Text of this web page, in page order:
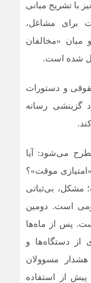
با تشریح مبانی
برای مشاغل،
میان «مخالفان
شده است.
و دستورات
گزینشی رسانه
می‌شود: آیا
موقت»؟
مشکل، بی‌ثباتی
است. دومین
پس از ماه‌ها
از دستگاه‌ها و
هشدار مسوولان
پیش از استفاده